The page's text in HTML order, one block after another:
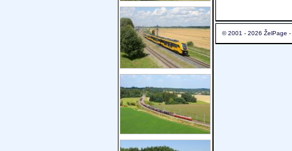
© 2001 - 2026 ŽelPage -